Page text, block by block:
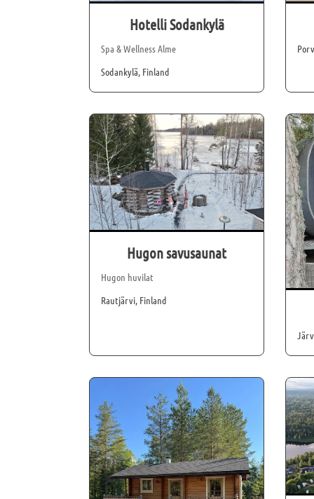
Hotelli Sodankylä
Spa & Wellness Alme
Sodankylä, Finland
Hugon savusaunat
Hugon huvilat
Rautjärvi, Finland